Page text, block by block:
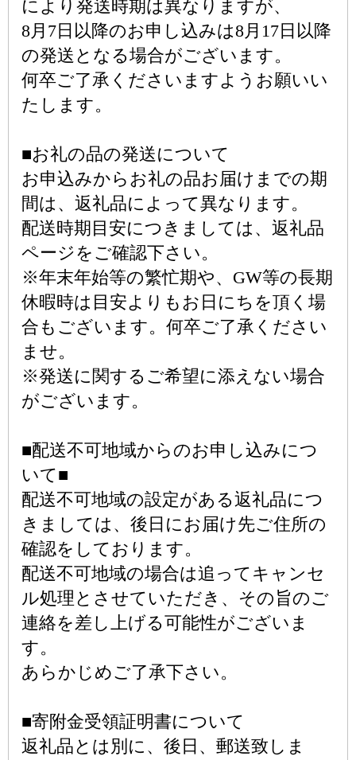
により発送時期は異なりますが、
8月7日以降のお申し込みは8月17日以降
の発送となる場合がございます。
何卒ご了承くださいますようお願いい
たします。
■お礼の品の発送について
お申込みからお礼の品お届けまでの期
間は、返礼品によって異なります。
配送時期目安につきましては、返礼品
ページをご確認下さい。
※年末年始等の繁忙期や、GW等の長期
休暇時は目安よりもお日にちを頂く場
合もございます。何卒ご了承ください
ませ。
※発送に関するご希望に添えない場合
がございます。
■配送不可地域からのお申し込みにつ
いて■
配送不可地域の設定がある返礼品につ
きましては、後日にお届け先ご住所の
確認をしております。
配送不可地域の場合は追ってキャンセ
ル処理とさせていただき、その旨のご
連絡を差し上げる可能性がございま
す。
あらかじめご了承下さい。
■寄附金受領証明書について
返礼品とは別に、後日、郵送致しま